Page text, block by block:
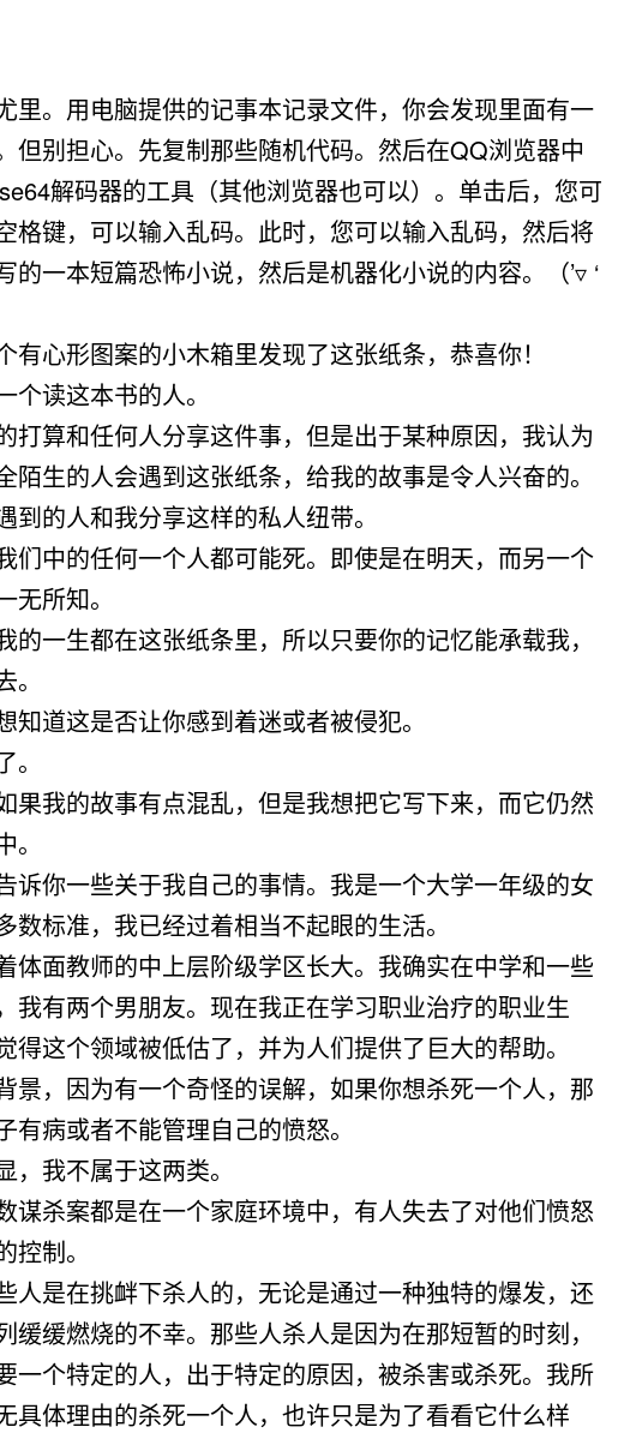
里。用电脑提供的记事本记录文件，你会发现里面有一
但别担心。先复制那些随机代码。然后在QQ浏览器中
解码器的工具（其他浏览器也可以）。单击后，您可
格键，可以输入乱码。此时，您可以输入乱码，然后将
的一本短篇恐怖小说，然后是机器化小说的内容。（’▿ ‘
有心形图案的小木箱里发现了这张纸条，恭喜你！
个读这本书的人。
打算和任何人分享这件事，但是出于某种原因，我认为
陌生的人会遇到这张纸条，给我的故事是令人兴奋的。
到的人和我分享这样的私人纽带。
们中的任何一个人都可能死。即使是在明天，而另一个
无所知。
的一生都在这张纸条里，所以只要你的记忆能承载我，
知道这是否让你感到着迷或者被侵犯。
果我的故事有点混乱，但是我想把它写下来，而它仍然
诉你一些关于我自己的事情。我是一个大学一年级的女
数标准，我已经过着相当不起眼的生活。
体面教师的中上层阶级学区长大。我确实在中学和一些
我有两个男朋友。现在我正在学习职业治疗的职业生
得这个领域被低估了，并为人们提供了巨大的帮助。
景，因为有一个奇怪的误解，如果你想杀死一个人，那
有病或者不能管理自己的愤怒。
，我不属于这两类。
谋杀案都是在一个家庭环境中，有人失去了对他们愤怒
控制。
人是在挑衅下杀人的，无论是通过一种独特的爆发，还
缓缓燃烧的不幸。那些人杀人是因为在那短暂的时刻，
一个特定的人，出于特定的原因，被杀害或杀死。我所
具体理由的杀死一个人，也许只是为了看看它什么样